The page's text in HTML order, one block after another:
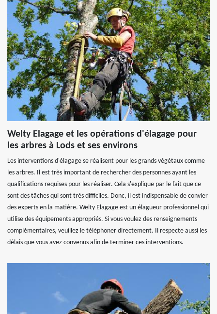
Welty Elagage et les opérations d'élagage pour
les arbres à Lods et ses environs
Les interventions d'élagage se réalisent pour les grands végétaux comme
les arbres. Il est très important de rechercher des personnes ayant les
qualifications requises pour les réaliser. Cela s'explique par le fait que ce
sont des tâches qui sont très difficiles. Donc, il est indispensable de convier
des experts en la matière. Welty Elagage est un élagueur professionnel qui
utilise des équipements appropriés. Si vous voulez des renseignements
complémentaires, veuillez le téléphoner directement. Il respecte aussi les
délais que vous avez convenus afin de terminer ces interventions.